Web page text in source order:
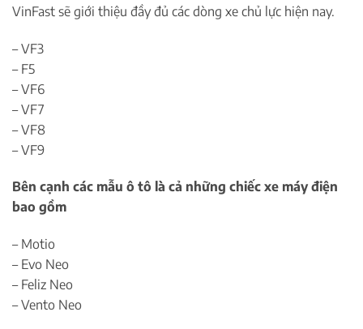
VinFast sẽ giới thiệu đầy đủ các dòng xe chủ lực hiện nay.
– VF3
– F5
– VF6
– VF7
– VF8
– VF9
Bên cạnh các mẫu ô tô là cả những chiếc xe máy điện
bao gồm
– Motio
– Evo Neo
– Feliz Neo
– Vento Neo